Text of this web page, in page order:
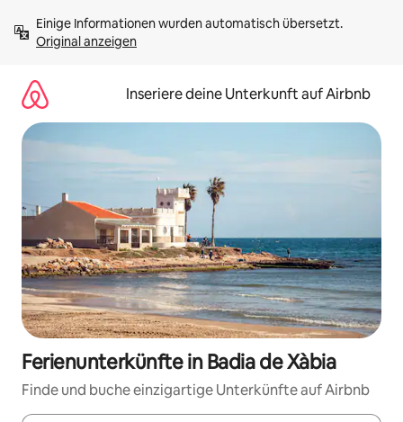
Inhalten
springenOriginal anzeigen
Inseriere deine Unterkunft auf Airbnb
Ferienunterkünfte in Badia de Xàbia
Finde und buche einzigartige Unterkünfte auf Airbnb